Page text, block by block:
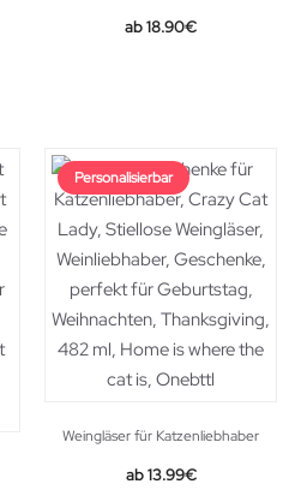
18.90€
Personalisierbar
Weingläser für Katzenliebhaber
13.99€